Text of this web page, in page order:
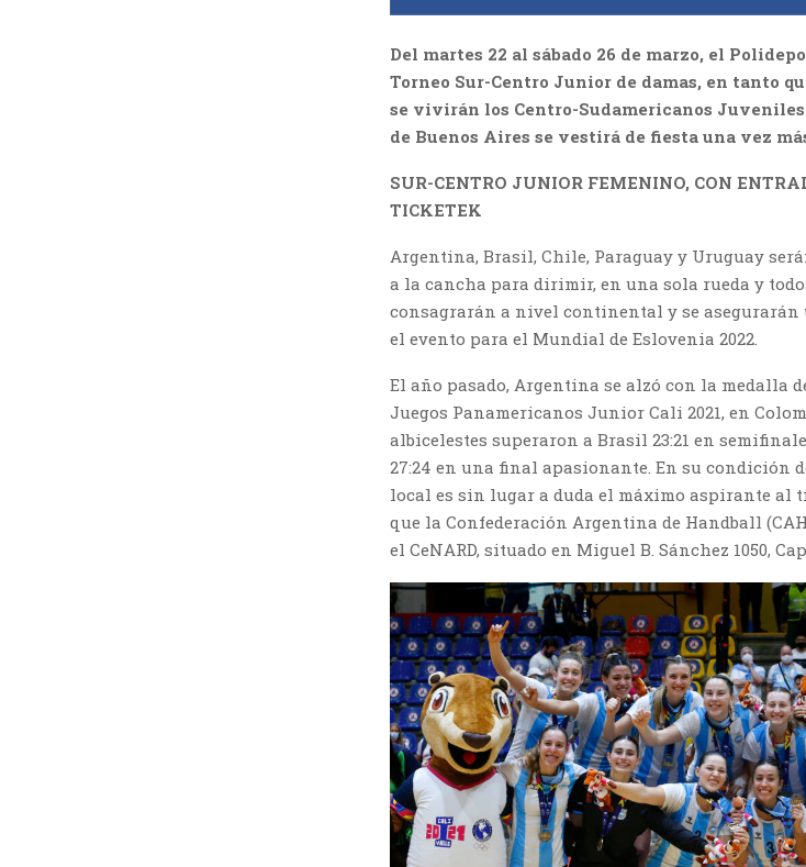
Del martes 22 al sábado 26 de marzo, el
Torneo Sur-Centro Junior de damas, en tanto
se vivirán los Centro-Sudamericanos Juveniles
de Buenos Aires se vestirá de fiesta una vez
SUR-CENTRO JUNIOR FEMENINO, CON
TICKETEK
Argentina, Brasil, Chile, Paraguay y Uruguay
a la cancha para dirimir, en una sola rueda y
consagrarán a nivel continental y se asegurarán
el evento para el Mundial de Eslovenia 2022.
El año pasado, Argentina se alzó con la medalla
Juegos Panamericanos Junior Cali 2021, en
albicelestes superaron a Brasil 23:21 en
27:24 en una final apasionante. En su condición
local es sin lugar a duda el máximo aspirante al
que la Confederación Argentina de Handball
el CeNARD, situado en Miguel B. Sánchez 1050,